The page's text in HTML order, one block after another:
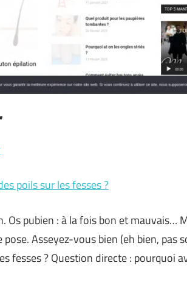
poils sur les fesses ?
Os pubien : à la fois bon et mauvais…
pose. Asseyez-vous bien (eh bien, pas
fesses ? Question directe : pourquoi